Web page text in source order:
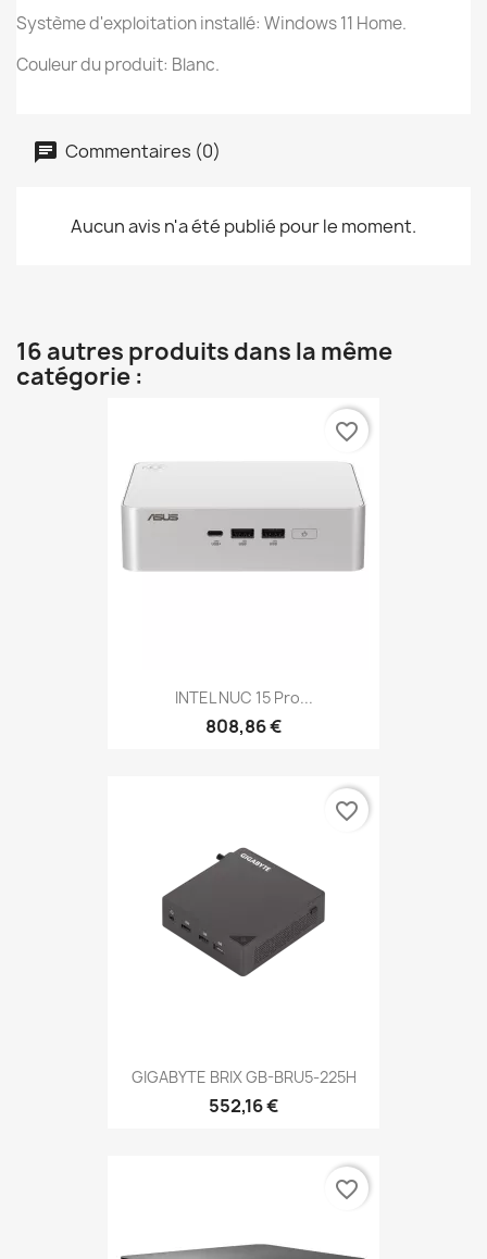
Système d'exploitation installé: Windows 11 Home.
Couleur du produit: Blanc.
Commentaires (0)
Aucun avis n'a été publié pour le moment.
16 autres produits dans la même
catégorie :
INTEL NUC 15 Pro...
808,86 €
favorite_border
GIGABYTE BRIX GB-BRU5-225H
552,16 €
favorite_border
favorite_border